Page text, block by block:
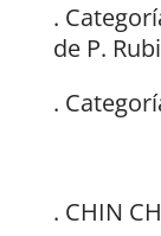
.
de P.
.
. CHIN